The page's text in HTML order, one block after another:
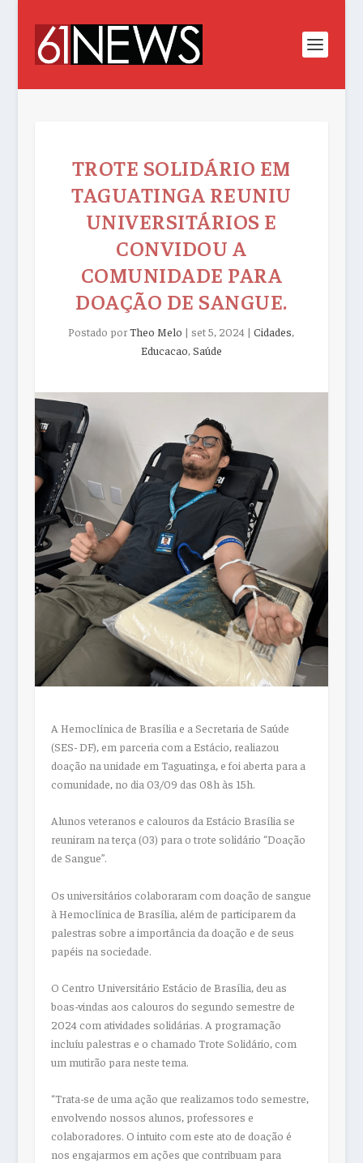
TROTE SOLIDÁRIO EM
TAGUATINGA REUNIU
UNIVERSITÁRIOS E
CONVIDOU A
COMUNIDADE PARA
DOAÇÃO DE SANGUE.
Postado porTheo Melo | set 5, 2024 |Cidades,
Educacao,Saúde
A Hemoclínica de Brasília e a Secretaria de Saúde
(SES- DF), em parceria com a Estácio, realiazou
doação na unidade em Taguatinga, e foi aberta para a
comunidade, no dia 03/09 das 08h às 15h.
Alunos veteranos e calouros da Estácio Brasília se
reuniram na terça (03) para o trote solidário “Doação
de Sangue”.
Os universitários colaboraram com doação de sangue
à Hemoclínica de Brasília, além de participarem da
palestras sobre a importância da doação e de seus
papéis na sociedade.
O Centro Universitário Estácio de Brasília, deu as
boas-vindas aos calouros do segundo semestre de
2024 com atividades solidárias. A programação
incluíu palestras e o chamado Trote Solidário, com
um mutirão para neste tema.
“Trata-se de uma ação que realizamos todo semestre,
envolvendo nossos alunos, professores e
colaboradores. O intuito com este ato de doação é
nos engajarmos em ações que contribuam para